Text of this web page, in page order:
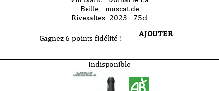
Beille - muscat de
Rivesaltes- 2023 - 75cl
Gagnez 6 points fidélité ! AJOUTER
Indisponible